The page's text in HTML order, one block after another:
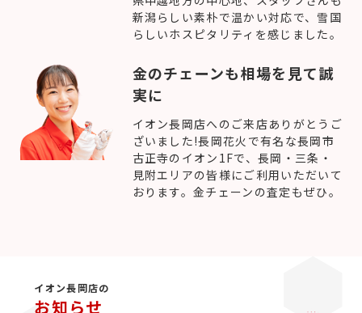
新潟らしい素朴で温かい対応で、雪国
らしいホスピタリティを感じました。
金のチェーンも相場を見て誠
実に
イオン長岡店へのご来店ありがとうご
ざいました!長岡花火で有名な長岡市
古正寺のイオン1Fで、長岡・三条・
見附エリアの皆様にご利用いただいて
おります。金チェーンの査定もぜひ。
イオン長岡店の
お知らせ